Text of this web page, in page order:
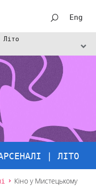
Eng
| ЛІТО
Кіно у Мистецькому